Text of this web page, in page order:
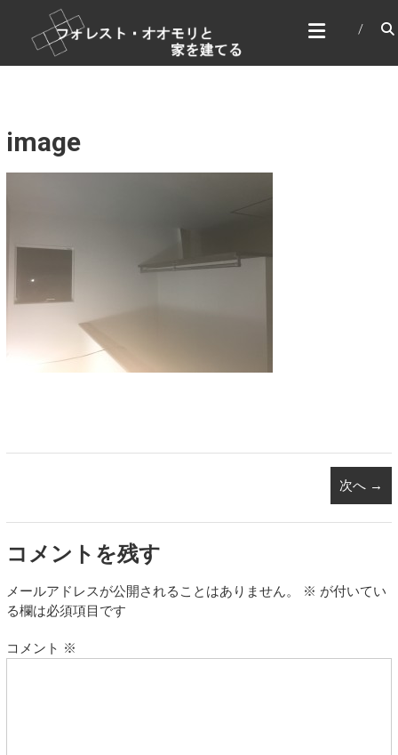
ン
フォレスト・オオモリと家
を建てる
家づくり＆DIY
image
次へ →
コメントを残す
メールアドレスが公開されることはありません。 ※ が付いてい
る欄は必須項目です
コメント ※